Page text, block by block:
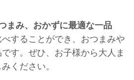
まみ、おかずに最適な一品
することができ、おつまみや
す。ぜひ、お子様から大人ま
ください。